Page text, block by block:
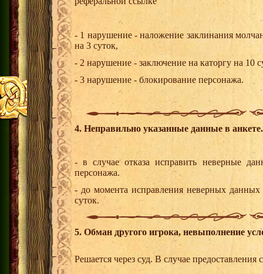
- 1 нарушение - наложение заклинания
на 3 суток,
- 2 нарушение - заключение на каторгу на 10
- 3 нарушение - блокирование персонажа.
4. Неправильно указанные данные в анкете.
- в случае отказа исправить неверные
персонажа.
- до момента исправления неверных
суток.
5. Обман другого игрока, невыполнение
Решается через суд. В случае предоставления